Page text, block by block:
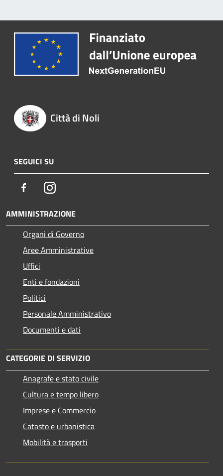
Città di Noli
SEGUICI SU
FacebookInstagram
AMMINISTRAZIONE
Organi di Governo
Aree Amministrative
Uffici
Enti e fondazioni
Politici
Personale Amministrativo
Documenti e dati
CATEGORIE DI SERVIZIO
Anagrafe e stato civile
Cultura e tempo libero
Imprese e Commercio
Catasto e urbanistica
Mobilità e trasporti